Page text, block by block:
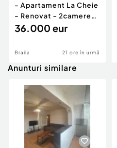
- Apartament La Cheie
- Renovat - 2camere
confort 2 Viziru 3
36.000 eur
Braila 21 ore în urmă
Anunturi similare